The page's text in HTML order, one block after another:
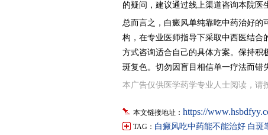
的疑问，建议通过线上渠道咨询本院医
总而言之，白癜风单纯靠吃中药治好的
构，在专业医师指导下采取中西医结合
方式咨询适合自己的具体方案。保持积
斑复色。切勿因盲目相信单一疗法而错
本广告仅供医学药学专业人士阅读，请
本文链接地址： https://
TAG： 白癜风吃中药能不能治好 白斑